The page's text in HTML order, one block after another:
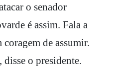
o senador
é assim. Fala a
de assumir.
o presidente.